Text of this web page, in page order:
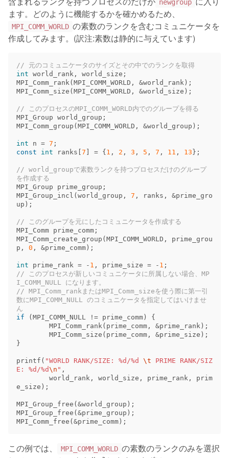
newgroup
ます。どのように機能するかを確かめるため、
MPI_COMM_WORLD の素数のランクを含むコミュニケータを
作成してみます。(訳注:素数は静的に与えています)
// 元のコミュニケータのサイズとその中でのランクを取得
int world_rank , world_size ;
MPI_Comm_rank( MPI_COMM_WORLD , &world_rank );
MPI_Comm_size ( MPI_COMM_WORLD , &world_size );
// このプロセスのMPI_COMM_WORLD内でのグループを得る
MPI_Group world_group ;
MPI_Comm_group ( MPI_COMM_WORLD , &world_group );
int n = 7 ;
const
int ranks 7 = { 1 , 2 , 3 , 5 , 7 , 11 , 13 };
// world_groupで素数ランクを持つプロセスだけのグループ
を作成する
MPI_Group
prime_group ;
MPI_Group_incl ( world_group , 7 , ranks , &prime_gro
up );
// このグループを元にしたコミュニケータを作成する
MPI_Comm prime_comm ;
MPI_Comm_create_group ( MPI_COMM_WORLD ,
prime_grou
p , 0 , &prime_comm );
int prime_rank = - 1 , prime_size = - 1 ;
// このプロセスが新しいコミュニケータに所属しない場合、MP
I_COMM_NULL になります。
// MPI_Comm_rankまたはMPI_Comm_sizeを使う際に第一引
数にMPI_COMM_NULL のコミュニケータを指定してはいけませ
ん
if
( MPI_COMM_NULL != prime_comm )
{
MPI_Comm_rank( prime_comm , &prime_rank );
MPI_Comm_size ( prime_comm , &prime_size );
}
printf ( "WORLD RANK/SIZE: %d/%d \t PRIME RANK/SIZ
E: %d/%d\n " ,
world_rank , world_size , prime_rank ,
prim
e_size );
MPI_Group_free ( &world_group );
MPI_Group_free ( &prime_group );
MPI_Comm_free ( &prime_comm );
この例では、 MPI_COMM_WORLD の素数のランクのみを選択